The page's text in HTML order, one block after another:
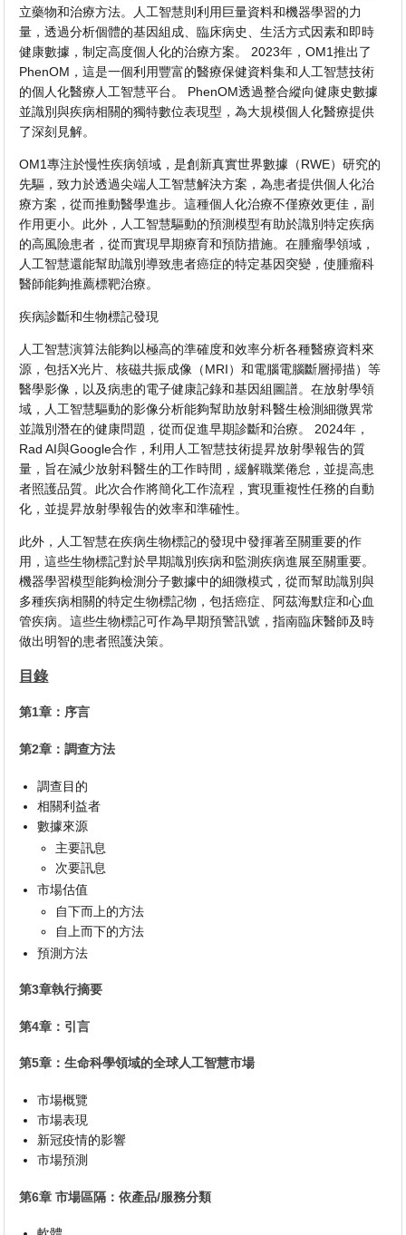
立藥物和治療方法。人工智慧則利用巨量資料和機器學習的力
量，透過分析個體的基因組成、臨床病史、生活方式因素和即時
健康數據，制定高度個人化的治療方案。 2023年，OM1推出了
PhenOM，這是一個利用豐富的醫療保健資料集和人工智慧技術
的個人化醫療人工智慧平台。 PhenOM透過整合縱向健康史數據
並識別與疾病相關的獨特數位表現型，為大規模個人化醫療提供
了深刻見解。
OM1專注於慢性疾病領域，是創新真實世界數據（RWE）研究的
先驅，致力於透過尖端人工智慧解決方案，為患者提供個人化治
療方案，從而推動醫學進步。這種個人化治療不僅療效更佳，副
作用更小。此外，人工智慧驅動的預測模型有助於識別特定疾病
的高風險患者，從而實現早期療育和預防措施。在腫瘤學領域，
人工智慧還能幫助識別導致患者癌症的特定基因突變，使腫瘤科
醫師能夠推薦標靶治療。
疾病診斷和生物標記發現
人工智慧演算法能夠以極高的準確度和效率分析各種醫療資料來
源，包括X光片、核磁共振成像（MRI）和電腦電腦斷層掃描）等
醫學影像，以及病患的電子健康記錄和基因組圖譜。在放射學領
域，人工智慧驅動的影像分析能夠幫助放射科醫生檢測細微異常
並識別潛在的健康問題，從而促進早期診斷和治療。 2024年，
Rad AI與Google合作，利用人工智慧技術提昇放射學報告的質
量，旨在減少放射科醫生的工作時間，緩解職業倦怠，並提高患
者照護品質。此次合作將簡化工作流程，實現重複性任務的自動
化，並提昇放射學報告的效率和準確性。
此外，人工智慧在疾病生物標記的發現中發揮著至關重要的作
用，這些生物標記對於早期識別疾病和監測疾病進展至關重要。
機器學習模型能夠檢測分子數據中的細微模式，從而幫助識別與
多種疾病相關的特定生物標記物，包括癌症、阿茲海默症和心血
管疾病。這些生物標記可作為早期預警訊號，指南臨床醫師及時
做出明智的患者照護決策。
目錄
第1章：序言
第2章：調查方法
調查目的
相關利益者
數據來源
主要訊息
次要訊息
市場估值
自下而上的方法
自上而下的方法
預測方法
第3章執行摘要
第4章：引言
第5章：生命科學領域的全球人工智慧市場
市場概覽
市場表現
新冠疫情的影響
市場預測
第6章 市場區隔：依產品/服務分類